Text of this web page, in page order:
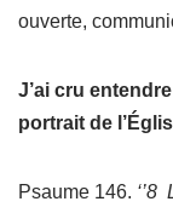
ouverte,
J’ai cru
portrait de
Psaume 146. ‘’8